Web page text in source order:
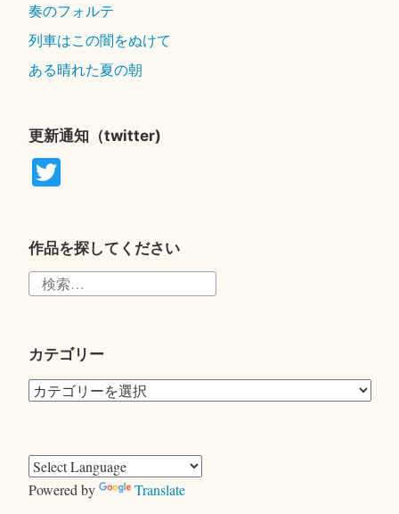
奏のフォルテ
列車はこの闇をぬけて
ある晴れた夏の朝
更新通知（twitter)
T
r
作品を探してください
カテゴリー
カ
リ
ー
Powered by Translate